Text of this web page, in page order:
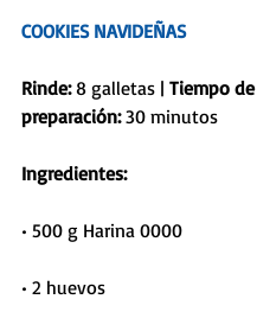
COOKIES NAVIDEÑAS
Rinde: 8 galletas | Tiempo de
preparación: 30 minutos
Ingredientes:
• 500 g Harina 0000
• 2 huevos